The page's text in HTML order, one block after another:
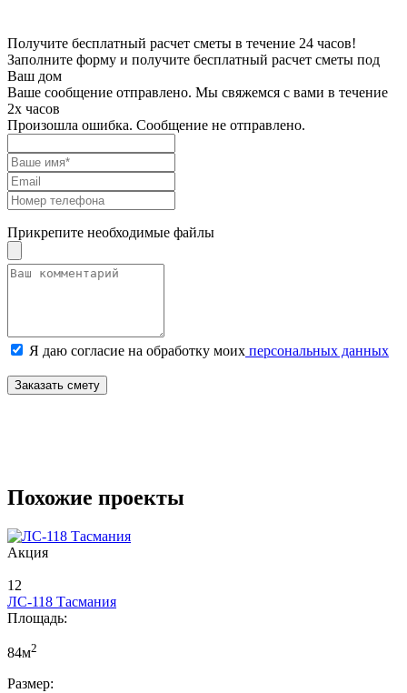
Получите бесплатный расчет сметы в течение 24 часов!
Заполните форму и получите бесплатный расчет сметы под
Ваш дом
Ваше сообщение отправлено. Мы свяжемся с вами в течение
2х часов
Произошла ошибка. Сообщение не отправлено.
Прикрепите необходимые файлы
Я даю согласие на обработку моих персональных данных
Заказать смету
Похожие проекты
Акция
12
ЛС-118 Тасмания
Площадь:
84м2
Размер: